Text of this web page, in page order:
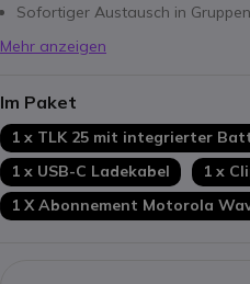
Sofortiger Austausch in
Mehr anzeigen
Im Paket
1 x TLK 25 mit integrierter
1 x USB-C Ladekabel
1 x
1 X Abonnement Motorola